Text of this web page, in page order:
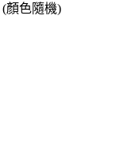
顏色隨機)